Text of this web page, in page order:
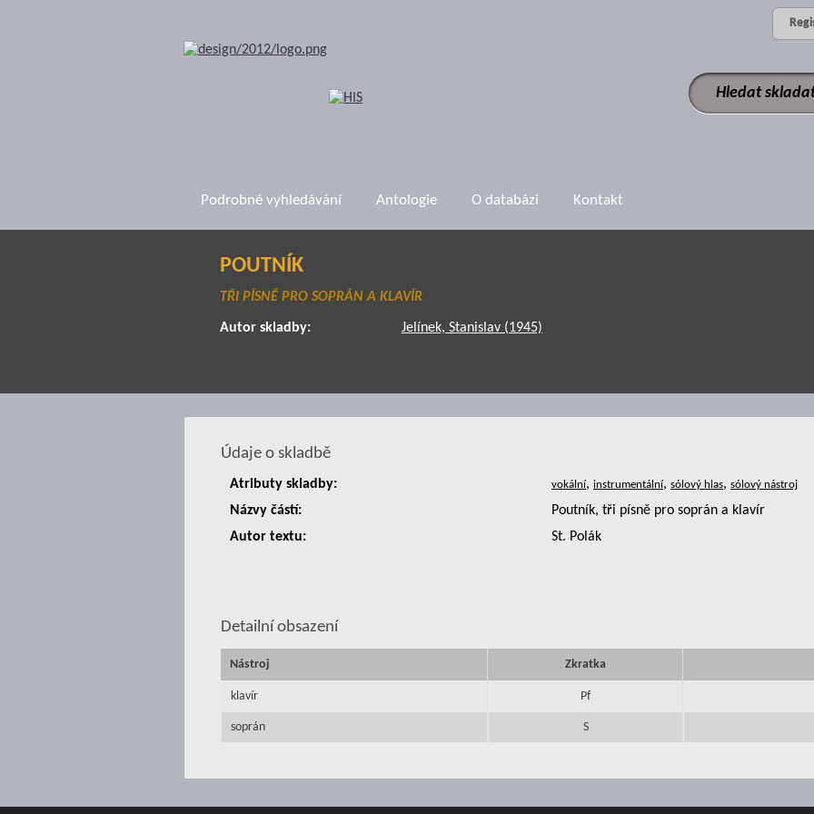
Podrobné vyhledávání Antologie O databázi Kontakt
POUTNÍK
TŘI PÍSNĚ PRO SOPRÁN A KLAVÍR
Autor skladby: Jelínek, Stanislav (1945)
Údaje o skladbě
Atributy skladby: , ,
,
Názvy částí:
Poutník, tři písně pro soprán a klavír
Autor textu:
St. Polák
Detailní obsazení
Nástroj Zkratka
klavír Pf
soprán S